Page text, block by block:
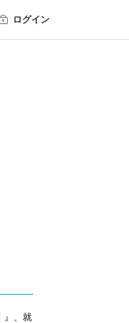
ログイン
』、就